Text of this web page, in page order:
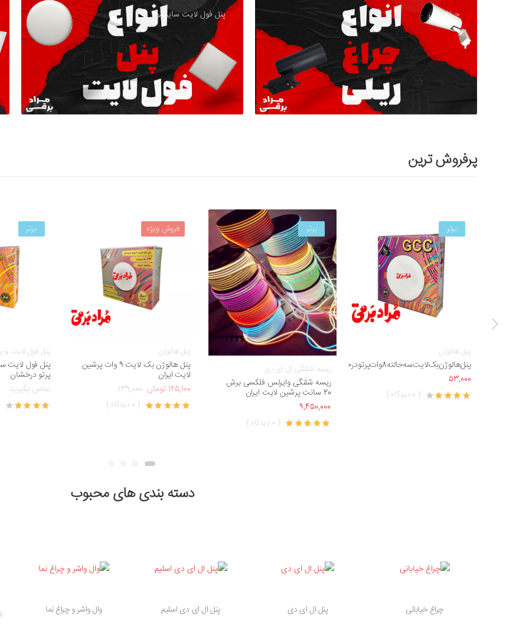
چراغ ریلی پنل فول لایت سایزشو
پرفروش ترین
برتر
پنل هالوژن
پنل‌هالوژن‌بک‌لایت‌سه‌حالته‌8وات‌پرتو‌درخشان‌جی‌سی‌سی
53,000
( 0 دیدگاه )
برتر
ریسه شلنگی ال ای دی
ریسه شلنگی وایرلس فلکسی برش
20 سانت پرشین لایت ایران
9,450,000
( 0 دیدگاه )
فروش ویژه
پنل هالوژن
پنل هالوژن بک لایت 9 وات پرشین
لایت ایران
125,100 تومان
139,000
( 0 دیدگاه )
برتر
پنل فول لایت و
پرتو درخشان
تماس بگیرید
دسته بندی های محبوب
چراغ خیابانی پنل ال ای دی پنل ال ای دی اسلیم
وال واشر و چراغ نما